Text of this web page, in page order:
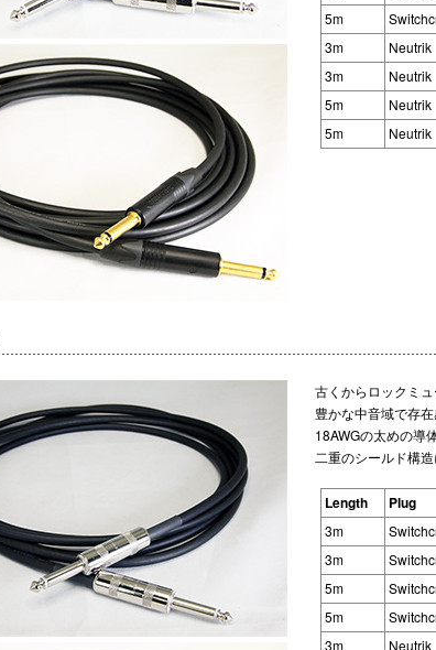
5m
3m
Neutrik
3m
Neutrik
5m
Neutrik
5m
Neutrik
古くからロックミ
豊かな中音域で存在
18AWGの太めの導
二重のシールド構
Length Plug
3m
3m
5m
5m
3m
Neutrik